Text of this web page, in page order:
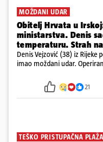
MOŽDANI UDAR
Obitelj Hrvata u
ministarstva. Denis
temperaturu. Strah
Denis Vejzović (38) iz Rijeke
imao moždani udar.
tamošnji liječnici ne vjeruju
21
TEŠKO PRISTUPAČNA PLAŽA